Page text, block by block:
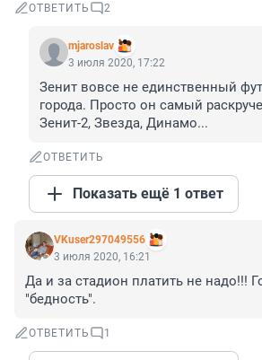
ОТВЕТИТЬ 2
mjaroslav
3 июля 2020, 17:22
Зенит вовсе не единственный
города. Просто он самый
Зенит-2, Звезда, Динамо...
ОТВЕТИТЬ
Показать ещё 1 ответ
VKuser297049556
3 июля 2020, 16:21
Да и за стадион платить не надо!!!
"бедность".
ОТВЕТИТЬ 1